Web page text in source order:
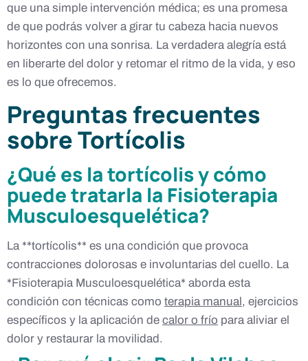
que una simple intervención médica; es una promesa
de que podrás volver a girar tu cabeza hacia nuevos
horizontes con una sonrisa. La verdadera alegría está
en liberarte del dolor y retomar el ritmo de la vida, y eso
es lo que ofrecemos.
Preguntas frecuentes
sobre Tortícolis
¿Qué es la tortícolis y cómo
puede tratarla la Fisioterapia
Musculoesquelética?
La **tortícolis** es una condición que provoca
contracciones dolorosas e involuntarias del cuello. La
*Fisioterapia Musculoesquelética* aborda esta
condición con técnicas como terapia manual, ejercicios
específicos y la aplicación de calor o frío para aliviar el
dolor y restaurar la movilidad.